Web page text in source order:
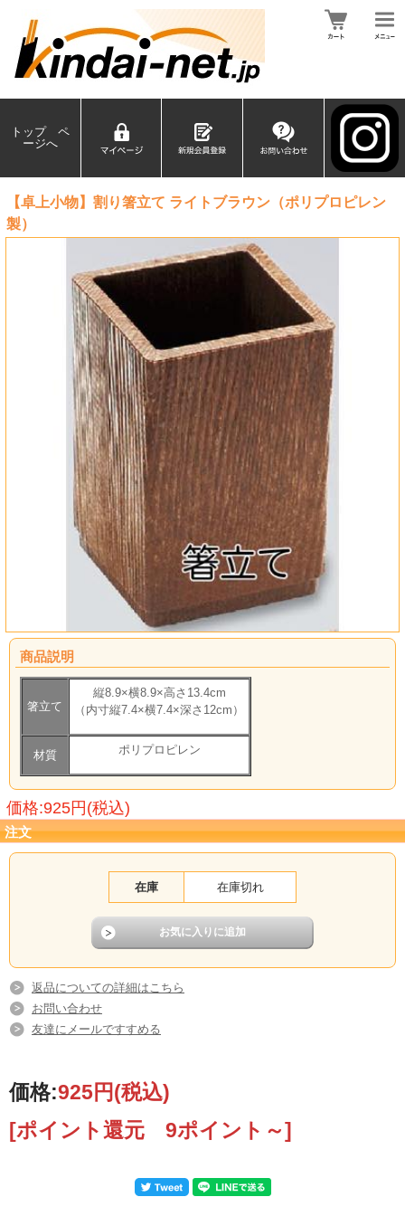
トップ ペ
ージへ
【卓上小物】割り箸立て ライトブラウン（ポリプロピレン
製）
商品説明
箸立て
縦8.9×横8.9×高さ13.4cm
（内寸縦7.4×横7.4×深さ12cm）
材質 ポリプロピレン
価格:925円(税込)
注文
在庫 在庫切れ
返品についての詳細はこちら
お問い合わせ
友達にメールですすめる
価格:925円(税込)
[ポイント還元 9ポイント～]